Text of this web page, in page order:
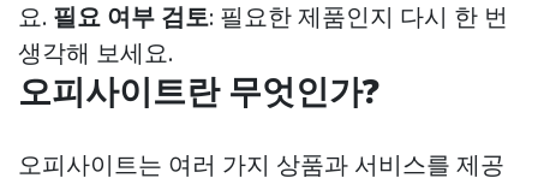
요. 필요 여부 검토: 필요한 제품인지 다시 한 번
생각해 보세요.
오피사이트란 무엇인가?
오피사이트는 여러 가지 상품과 서비스를 제공